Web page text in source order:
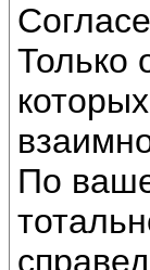
Только
По